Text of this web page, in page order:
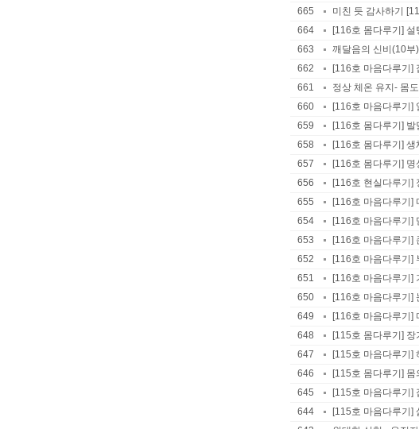
665
미친 듯 감사하기
664
[116호 몸다루기] 설
663
깨달음의 신비(10부
662
[116호 마음다루기]
661
정상 체온 유지- 몸
660
[116호 마음다루기]
659
[116호 몸다루기] 발
658
[116호 몸다루기]
657
[116호 몸다루기]
656
[116호 현실다루기]
655
[116호 마음다루기]
654
[116호 마음다루기]
653
[116호 마음다루기]
652
[116호 마음다루기]
651
[116호 마음다루기]
650
[116호 마음다루기]
649
[116호 마음다루기]
648
[115호 몸다루기] 장
647
[115호 마음다루기]
646
[115호 몸다루기]
645
[115호 마음다루기]
644
[115호 마음다루기]